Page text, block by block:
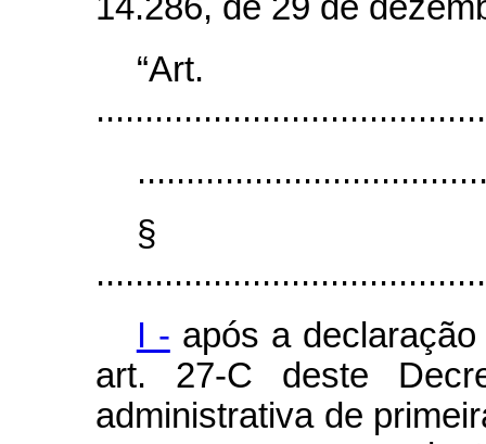
§
I - após a
art. 27-C deste
administrativa de